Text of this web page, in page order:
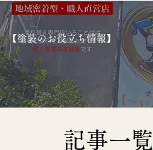
​【塗装のお役立ち情報】
​記事一覧